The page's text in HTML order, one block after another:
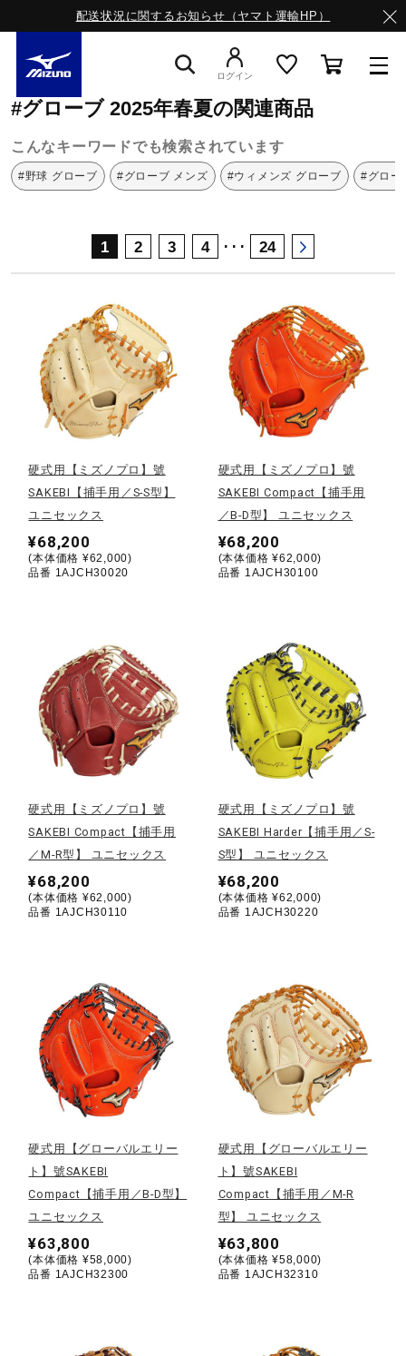
配送状況に関するお知らせ（ヤマト運輸HP）
ライフスタイルウエア
ランニング
サッカー／フットサル
トレーニング
野球
ゴルフ
バレーボール
テニス／ソフトテニス
陸上競技
ソフトボール
柔道
ウィンタースポーツ
ワーキング
ウォーキングシューズ
ログイン
ミズノ公式オンライン 2025年春夏
#グローブ 2025年春夏の関連商品
こんなキーワードでも検索されています
#野球 グローブ #グローブ メンズ #ウィメンズ グローブ #グロー
1 2 3 4 ･･･ 24
硬式用【ミズノプロ】號
SAKEBI【捕手用／S-S型】
ユニセックス
¥68,200
(本体価格 ¥62,000)
品番 1AJCH30020
硬式用【ミズノプロ】號
SAKEBI Compact【捕手用
／B-D型】 ユニセックス
¥68,200
(本体価格 ¥62,000)
品番 1AJCH30100
硬式用【ミズノプロ】號
SAKEBI Compact【捕手用
／M-R型】 ユニセックス
¥68,200
(本体価格 ¥62,000)
品番 1AJCH30110
硬式用【ミズノプロ】號
SAKEBI Harder【捕手用／S-
S型】 ユニセックス
¥68,200
(本体価格 ¥62,000)
品番 1AJCH30220
硬式用【グローバルエリー
ト】號SAKEBI
Compact【捕手用／B-D型】
ユニセックス
¥63,800
(本体価格 ¥58,000)
品番 1AJCH32300
硬式用【グローバルエリー
ト】號SAKEBI
Compact【捕手用／M-R
型】 ユニセックス
¥63,800
(本体価格 ¥58,000)
品番 1AJCH32310